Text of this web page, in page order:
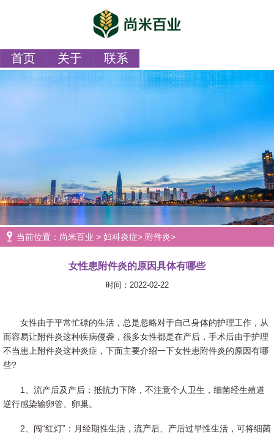
首页 关于 联系
当前位置： 尚米百业 > 妇科炎症> 附件炎>
女性患附件炎的原因具体有哪些
时间：2022-02-22
女性由于平常忙碌的生活，总是忽略对于自己身体的护理工作，从
而容易让附件炎这种疾病侵袭，很多女性都是在产后，手术后由于护理
不当患上附件炎这种炎症，下面主要介绍一下女性患附件炎的原因有哪
些?
1、流产后及产后：抵抗力下降，不注意个人卫生，细菌经生殖道
逆行感染输卵管、卵巢。
2、闯“红灯”：月经期性生活，流产后、产后过早性生活，可将细菌